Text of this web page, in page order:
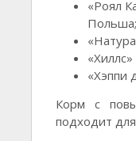
«Роял
Польша;
«Хэппи
Корм с
подходит